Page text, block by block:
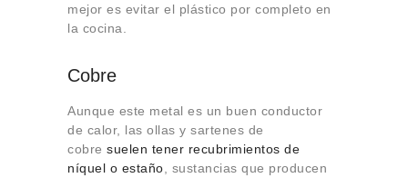
mejor es evitar el plástico por completo en
la cocina.
Cobre
Aunque este metal es un buen conductor
de calor, las ollas y sartenes de
cobre suelen tener recubrimientos de
níquel o estaño , sustancias que producen